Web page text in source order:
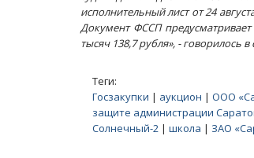
исполнительный лист от 24
Документ ФССП
тысяч 138,7 рубля», - говорилось
Теги:
Госзакупки | аукцион | ООО
защите администрации
Солнечный-2 | школа | ЗАО